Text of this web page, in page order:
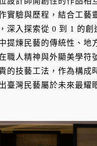
實驗與歷程，結合工藝
深入探索從 0 到 1 的創
提煉民藝的傳統性、地
職人精神與外顯美學符
的技藝工法，作為構成
臺灣民藝屬於未來最耀